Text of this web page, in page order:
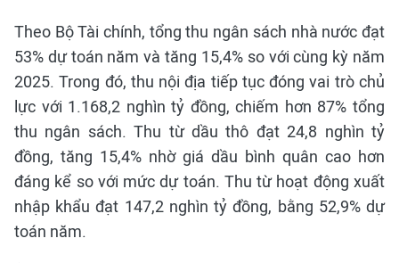
Theo Bộ Tài chính, tổng thu ngân sách nhà nước đạt
53% dự toán năm và tăng 15,4% so với cùng kỳ năm
2025. Trong đó, thu nội địa tiếp tục đóng vai trò chủ
lực với 1.168,2 nghìn tỷ đồng, chiếm hơn 87% tổng
thu ngân sách. Thu từ dầu thô đạt 24,8 nghìn tỷ
đồng, tăng 15,4% nhờ giá dầu bình quân cao hơn
đáng kể so với mức dự toán. Thu từ hoạt động xuất
nhập khẩu đạt 147,2 nghìn tỷ đồng, bằng 52,9% dự
toán năm.